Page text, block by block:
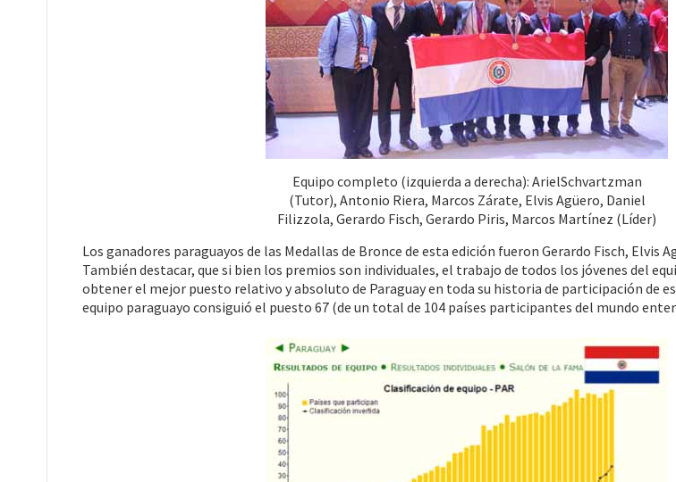
Equipo completo (izquierda a derecha): ArielSchvartzman
(Tutor), Antonio Riera, Marcos Zárate, Elvis Agüero, Daniel
Filizzola, Gerardo Fisch, Gerardo Piris, Marcos Martínez (Líder)
Los ganadores paraguayos de las Medallas de Bronce de esta edición fueron Gerardo Fisch, Elvis
También destacar, que si bien los premios son individuales, el trabajo de todos los jóvenes del
obtener el mejor puesto relativo y absoluto de Paraguay en toda su historia de participación de
equipo paraguayo consiguió el puesto 67 (de un total de 104 países participantes del mundo